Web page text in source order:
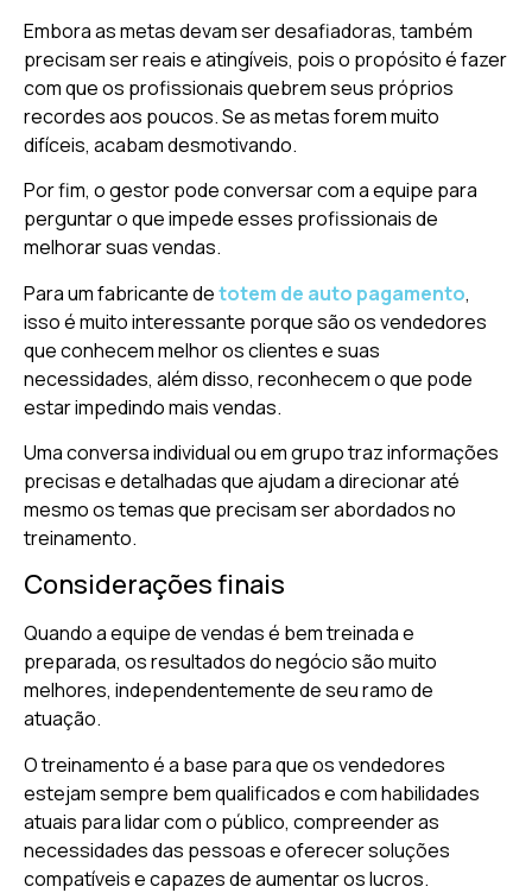
Embora as metas devam ser desafiadoras, também
precisam ser reais e atingíveis, pois o propósito é fazer
com que os profissionais quebrem seus próprios
recordes aos poucos. Se as metas forem muito
difíceis, acabam desmotivando.
Por fim, o gestor pode conversar com a equipe para
perguntar o que impede esses profissionais de
melhorar suas vendas.
Para um fabricante detotem de auto pagamento,
isso é muito interessante porque são os vendedores
que conhecem melhor os clientes e suas
necessidades, além disso, reconhecem o que pode
estar impedindo mais vendas.
Uma conversa individual ou em grupo traz informações
precisas e detalhadas que ajudam a direcionar até
mesmo os temas que precisam ser abordados no
treinamento.
Considerações finais
Quando a equipe de vendas é bem treinada e
preparada, os resultados do negócio são muito
melhores, independentemente de seu ramo de
atuação.
O treinamento é a base para que os vendedores
estejam sempre bem qualificados e com habilidades
atuais para lidar com o público, compreender as
necessidades das pessoas e oferecer soluções
compatíveis e capazes de aumentar os lucros.